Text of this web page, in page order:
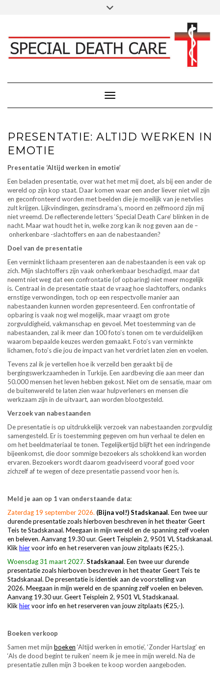
Klik hier voor Donaties - Schenkingen
Toggle navigatie
PRESENTATIE: ALTIJD WERKEN IN
EMOTIE
Presentatie ‘Altijd werken in emotie’
Een beladen presentatie, over wat het met mij doet, als bij een ander de
wereld op zijn kop staat. Daar komen waar een ander liever niet wil zijn
en geconfronteerd worden met beelden die je moeilijk van je netvlies
zult krijgen. Lijkvindingen, gezinsdrama’s, moord en zelfmoord zijn mij
niet vreemd. De reflecterende letters ‘Special Death Care’ blinken in de
nacht. Maar wat houdt het in, welke zorg kan ik nog geven aan de –
onherkenbare -slachtoffers en aan de nabestaanden?
Doel van de presentatie
Een verminkt lichaam presenteren aan de nabestaanden is een vak op
zich. Mijn slachtoffers zijn vaak onherkenbaar beschadigd, maar dat
neemt niet weg dat een confrontatie (of opbaring) niet meer mogelijk
is. Centraal in de presentatie staat de vraag hoe slachtoffers, ondanks
ernstige verwondingen, toch op een respectvolle manier aan
nabestaanden kunnen worden gepresenteerd. Een confrontatie of
opbaring is vaak nog wel mogelijk, maar vraagt om grote
zorgvuldigheid, vakmanschap en gevoel. Met toestemming van de
nabestaanden, zal ik meer dan 100 foto’s tonen om te verduidelijken
waarom bepaalde keuzes werden gemaakt. Foto’s van verminkte
lichamen, foto’s die jou de impact van het verdriet laten zien en voelen.
Tevens zal ik je vertellen hoe ik verzeild ben geraakt bij de
bergingswerkzaamheden in Turkije. Een aardbeving die aan meer dan
50.000 mensen het leven hebben gekost. Niet om de sensatie, maar om
de buitenwereld te laten zien waar hulpverleners en mensen die
werkzaam zijn in de uitvaart, aan worden blootgesteld.
Verzoek van nabestaanden
De presentatie is op uitdrukkelijk verzoek van nabestaanden zorgvuldig
samengesteld. Er is toestemming gegeven om hun verhaal te delen en
om het beeldmateriaal te tonen. Tegelijkertijd blijft het een indringende
bijeenkomst, die door sommige bezoekers als schokkend kan worden
ervaren. Bezoekers wordt daarom geadviseerd vooraf goed voor
zichzelf af te wegen of deze presentatie passend voor hen is.
Meld je aan op 1 van onderstaande data:
Zaterdag 19 september 2026. (Bijna vol!) Stadskanaal. Een twee uur
durende presentatie zoals hierboven beschreven in het theater Geert
Teis te Stadskanaal. Meegaan in mijn wereld en de spanning zelf voelen
en beleven. Aanvang 19.30 uur. Geert Teisplein 2, 9501 VL Stadskanaal.
Klik hiervoor info en het reserveren van jouw zitplaats (€25,-).
Woensdag 31 maart 2027. Stadskanaal. Een twee uur durende
presentatie zoals hierboven beschreven in het theater Geert Teis te
Stadskanaal. De presentatie is identiek aan de voorstelling van
2026. Meegaan in mijn wereld en de spanning zelf voelen en beleven.
Aanvang 19.30 uur. Geert Teisplein 2, 9501 VL Stadskanaal.
Klik hiervoor info en het reserveren van jouw zitplaats (€25,-).
Boeken verkoop
Samen met mijn boeken ‘Altijd werken in emotie’, ‘Zonder Hartslag’ en
‘Als de dood begint te ruiken’ neem ik je mee in mijn wereld. Na de
presentatie zullen mijn 3 boeken te koop worden aangeboden.